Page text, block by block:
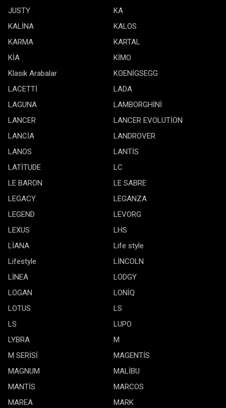
JUSTY
KA
KALİNA
KALOS
KARMA
KARTAL
KİA
KİMO
Klasik Arabalar
KOENİGSEGG
LACETTİ
LADA
LAGUNA
LAMBORGHİNİ
LANCER
LANCER EVOLUTİON
LANCİA
LANDROVER
LANOS
LANTİS
LATİTUDE
LC
LE BARON
LE SABRE
LEGACY
LEGANZA
LEGEND
LEVORG
LEXUS
LHS
LİANA
Life style
Lifestyle
LİNCOLN
LİNEA
LODGY
LOGAN
LONİQ
LOTUS
LS
LS
LUPO
LYBRA
M
M SERİSİ
MAGENTİS
MAGNUM
MALİBU
MANTİS
MARCOS
MAREA
MARK